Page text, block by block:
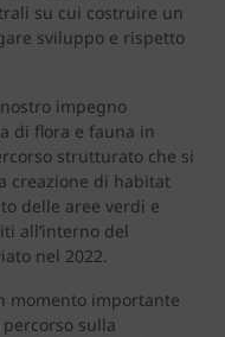
su cui costruire un
sviluppo e rispetto
impegno
di flora e fauna in
strutturato che si
creazione di habitat
delle aree verdi e
all’interno del
nel 2022.
momento importante
sulla